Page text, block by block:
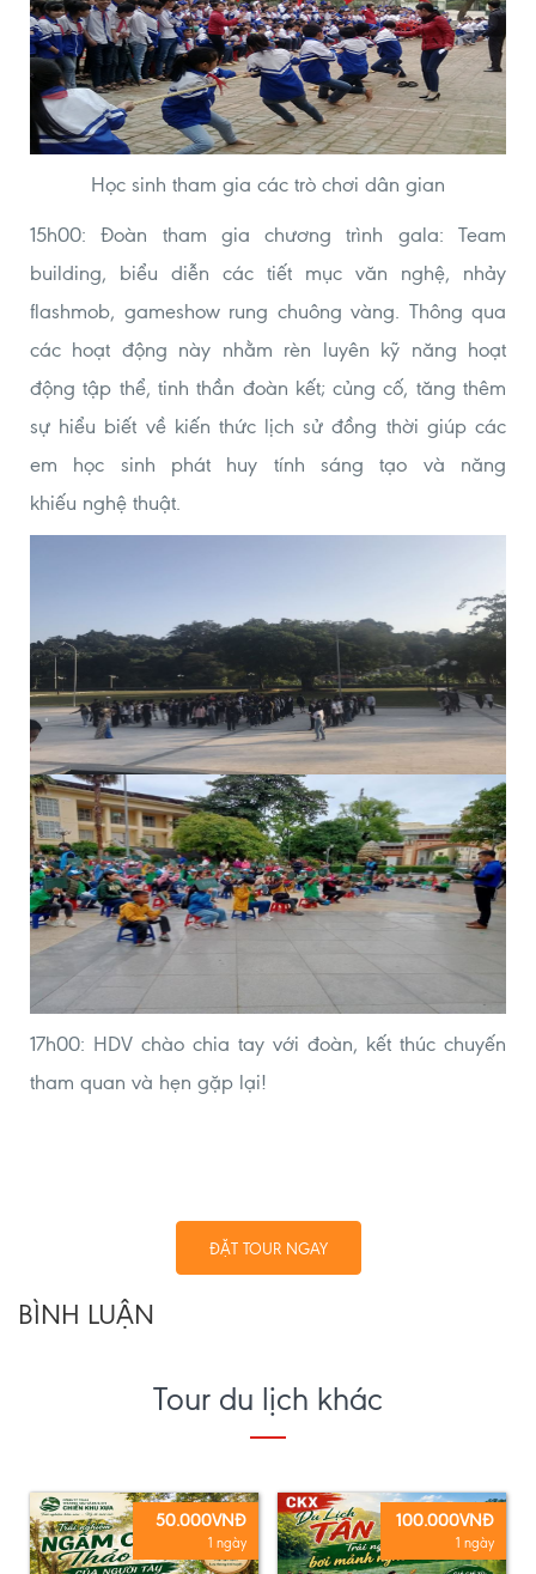
Học sinh tham gia các trò chơi dân gian
15h00: Đoàn tham gia chương trình gala: Team
building, biểu diễn các tiết mục văn nghệ, nhảy
flashmob, gameshow rung chuông vàng. Thông qua
các hoạt động này nhằm rèn luyên kỹ năng hoạt
động tập thể, tinh thần đoàn kết; củng cố, tăng thêm
sự hiểu biết về kiến thức lịch sử đồng thời giúp các
em học sinh phát huy tính sáng tạo và năng
khiếu nghệ thuật.
17h00: HDV chào chia tay với đoàn, kết thúc chuyến
tham quan và hẹn gặp lại!
ĐẶT TOUR NGAY
BÌNH LUẬN
Tour du lịch khác
50.000VNĐ
1 ngày
100.000VNĐ
1 ngày